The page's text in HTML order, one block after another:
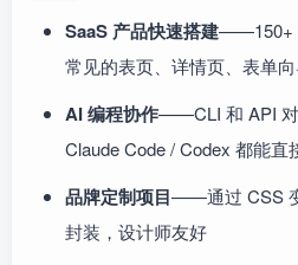
SaaS 产品快速搭建——150+
常见的表页、详情页、表单
AI 编程协作——CLI 和 API 对
Claude Code / Codex 都能直
品牌定制项目——通过 CSS
封装，设计师友好